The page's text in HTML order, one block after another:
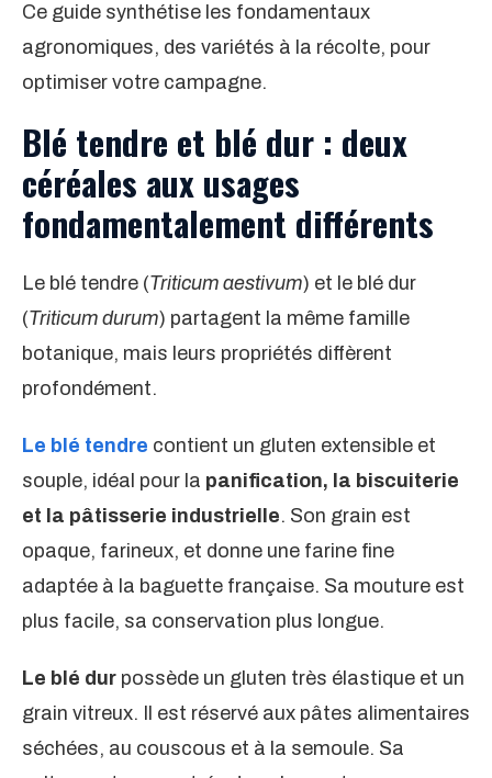
Ce guide synthétise les fondamentaux
agronomiques, des variétés à la récolte, pour
optimiser votre campagne.
Blé tendre et blé dur : deux
céréales aux usages
fondamentalement différents
Le blé tendre (Triticum aestivum) et le blé dur
(Triticum durum) partagent la même famille
botanique, mais leurs propriétés diffèrent
profondément.
Le blé tendre contient un gluten extensible et
souple, idéal pour la panification, la biscuiterie
et la pâtisserie industrielle. Son grain est
opaque, farineux, et donne une farine fine
adaptée à la baguette française. Sa mouture est
plus facile, sa conservation plus longue.
Le blé dur possède un gluten très élastique et un
grain vitreux. Il est réservé aux pâtes alimentaires
séchées, au couscous et à la semoule. Sa